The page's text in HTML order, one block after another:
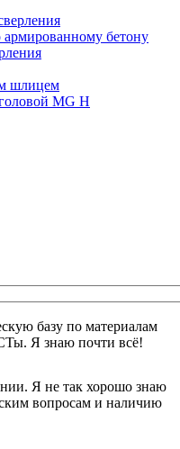
армированному бетону
шлицем
MG H
базу по материалам
Я знаю почти всё!
Я не так хорошо знаю
вопросам и наличию